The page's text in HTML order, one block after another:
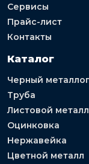
Сервисы
Прайс-лист
Контакты
Каталог
Черный
Труба
Листовой металл
Оцинковка
Нержавейка
Цветной металл